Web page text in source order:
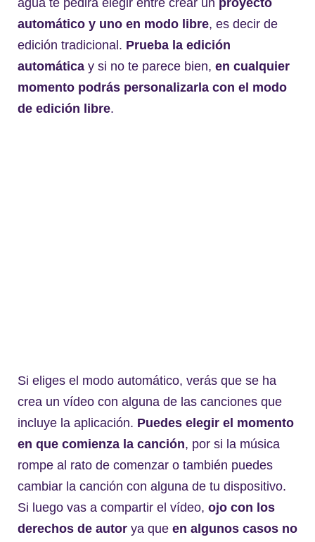
agua te pedirá elegir entre crear un proyecto
automático y uno en modo libre, es decir de
edición tradicional. Prueba la edición
automática y si no te parece bien, en cualquier
momento podrás personalizarla con el modo
de edición libre.
Si eliges el modo automático, verás que se ha
crea un vídeo con alguna de las canciones que
incluye la aplicación. Puedes elegir el momento
en que comienza la canción, por si la música
rompe al rato de comenzar o también puedes
cambiar la canción con alguna de tu dispositivo.
Si luego vas a compartir el vídeo, ojo con los
derechos de autor ya que en algunos casos no